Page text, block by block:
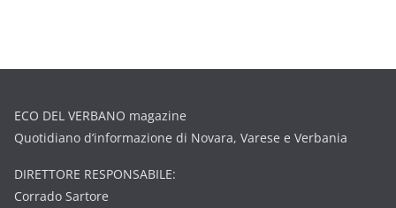
ECO DEL VERBANO magazine
Quotidiano d’informazione di Novara, Varese e Verbania
DIRETTORE RESPONSABILE:
Corrado Sartore